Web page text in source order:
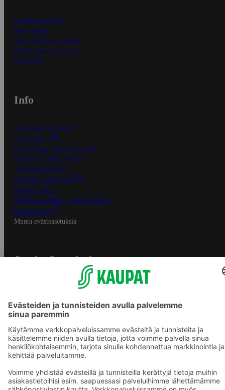
Ensitilaajan ohjeet
Näin maksat
Näin tilaat ja muokkaat
Kaikki ohjeet ja vinkit
In English
Info
S-Business yrityksille
Oiva-raportit
Osuuskauppojen yhteystiedot
Tilaus- ja toimitusehdot
Tietosuojakäytäntö
Palvelun käyttöehdot
Saavutettavuus
Mobiilisovelluksen saavutettavuus
Mainostajalle
Muuta evästeasetuksia
S-ryhmän palvelut
Yhteishyvä Ruoka -sovellus
Prisma.fi
Sokos.fi
S-Pankki
Sokos Hotels
Raflaamo